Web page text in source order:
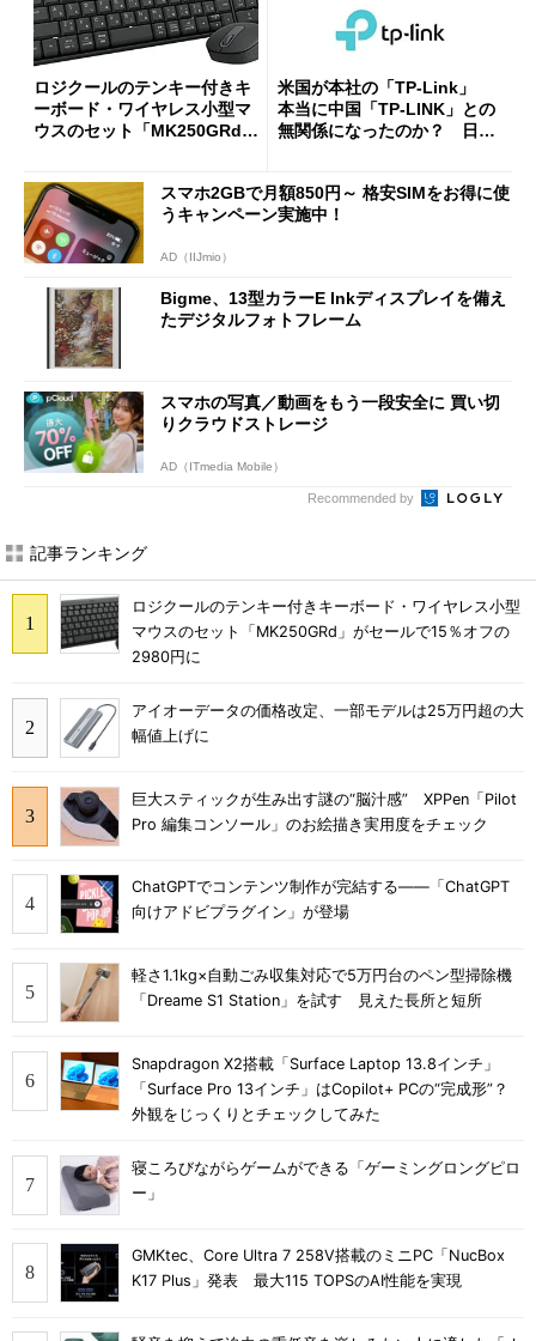
ロジクールのテンキー付きキ
ーボード・ワイヤレス小型マ
ウスのセット「MK250GRd」
米国が本社の「TP-Link」
本当に中国「TP-LINK」との
無関係になったのか？ 日本
スマホ2GBで月額850円～ 格安SIMをお得に使
うキャンペーン実施中！
AD（IIJmio）
Bigme、13型カラーE Inkディスプレイを備え
たデジタルフォトフレーム
スマホの写真／動画をもう一段安全に 買い切
りクラウドストレージ
AD（ITmedia Mobile）
Recommended by
記事ランキング
ロジクールのテンキー付きキーボード・ワイヤレス小型
マウスのセット「MK250GRd」がセールで15％オフの
2980円に
アイオーデータの価格改定、一部モデルは25万円超の大
幅値上げに
巨大スティックが生み出す謎の“脳汁感” XPPen「Pilot
Pro 編集コンソール」のお絵描き実用度をチェック
ChatGPTでコンテンツ制作が完結する――「ChatGPT
向けアドビプラグイン」が登場
軽さ1.1kg×自動ごみ収集対応で5万円台のペン型掃除機
「Dreame S1 Station」を試す 見えた長所と短所
Snapdragon X2搭載「Surface Laptop 13.8インチ」
「Surface Pro 13インチ」はCopilot+ PCの“完成形”？
外観をじっくりとチェックしてみた
寝ころびながらゲームができる「ゲーミングロングピロ
ー」
GMKtec、Core Ultra 7 258V搭載のミニPC「NucBox
K17 Plus」発表 最大115 TOPSのAI性能を実現